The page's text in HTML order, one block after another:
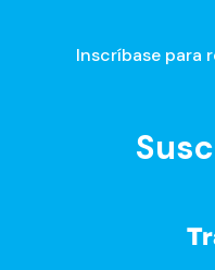
Inscríbase para